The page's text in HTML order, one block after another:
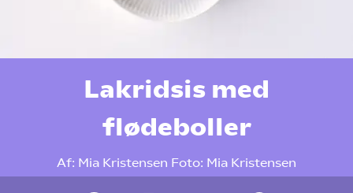
Lakridsis med
flødeboller
Af: Mia Kristensen Foto: Mia Kristensen